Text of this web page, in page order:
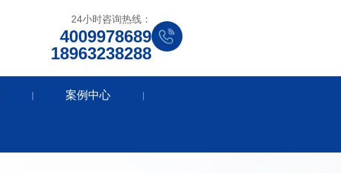
24小时咨询热线：
4009978689
18963238288
| 案例中心 |